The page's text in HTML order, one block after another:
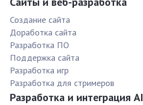
Создание сайта
Доработка сайта
Разработка ПО
Поддержка сайта
Разработка игр
Разработка для стримеров
Разработка и интеграция AI